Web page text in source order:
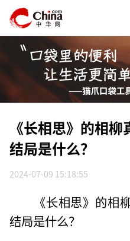
《长相思》的相
结局是什么？
2024-07-09 15:18:55
《长相思》的相
结局是什么？